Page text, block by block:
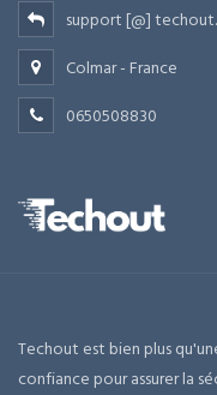
support [@]
Colmar - France
0650508830
Techout est bien plus
confiance pour assurer la